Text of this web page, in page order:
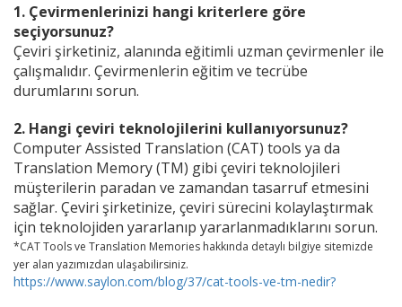
1. Çevirmenlerinizi hangi kriterlere göre
seçiyorsunuz?
Çeviri şirketiniz, alanında eğitimli uzman çevirmenler ile
çalışmalıdır. Çevirmenlerin eğitim ve tecrübe
durumlarını sorun.
2. Hangi çeviri teknolojilerini kullanıyorsunuz?
Computer Assisted Translation (CAT) tools ya da
Translation Memory (TM) gibi çeviri teknolojileri
müşterilerin paradan ve zamandan tasarruf etmesini
sağlar. Çeviri şirketinize, çeviri sürecini kolaylaştırmak
için teknolojiden yararlanıp yararlanmadıklarını sorun.
*CAT Tools ve Translation Memories hakkında detaylı bilgiye sitemizde
yer alan yazımızdan ulaşabilirsiniz.
https://www.saylon.com/blog/37/cat-tools-ve-tm-nedir?